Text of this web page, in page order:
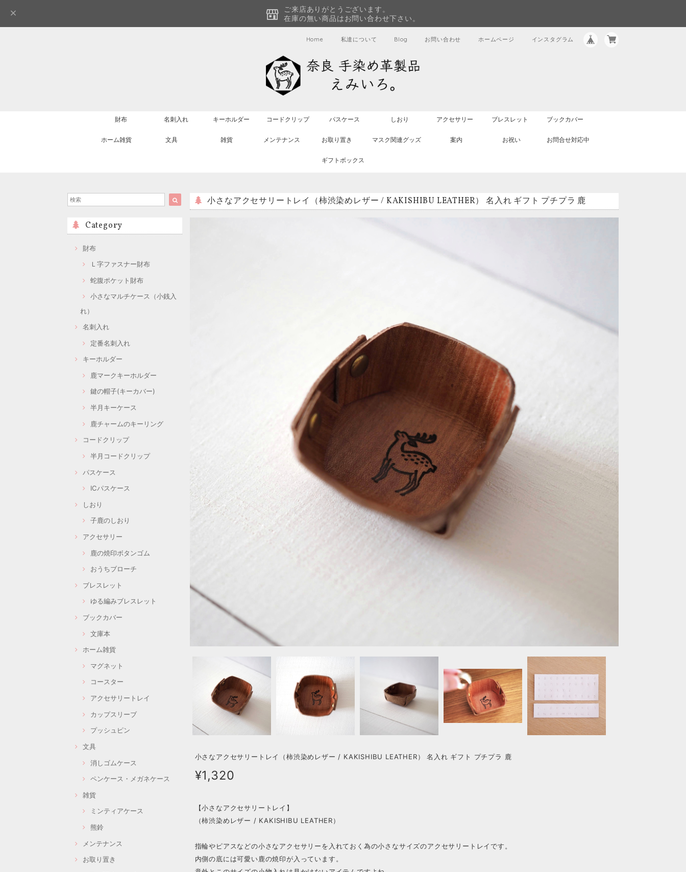
ご来店ありがとうございます。
在庫の無い商品はお問い合わせ下さい。
Home 私達について Blog お問い合わせ ホームページ インスタグラム
財布 名刺入れ キーホルダー コードクリップ パスケース しおり アクセサリー ブレスレット ブックカバー
ホーム雑貨 文具 雑貨 メンテナンス お取り置き マスク関連グッズ 案内 お祝い お問合せ対応中
ギフトボックス
Category
財布
Ｌ字ファスナー財布
蛇腹ポケット財布
小さなマルチケース（小銭入
れ）
名刺入れ
定番名刺入れ
キーホルダー
鹿マークキーホルダー
鍵の帽子(キーカバー)
半月キーケース
鹿チャームのキーリング
コードクリップ
半月コードクリップ
パスケース
ICパスケース
しおり
子鹿のしおり
アクセサリー
鹿の焼印ボタンゴム
おうちブローチ
ブレスレット
ゆる編みブレスレット
ブックカバー
文庫本
ホーム雑貨
マグネット
コースター
アクセサリートレイ
カップスリーブ
プッシュピン
文具
消しゴムケース
ペンケース・メガネケース
雑貨
ミンティアケース
熊鈴
メンテナンス
お取り置き
小さなアクセサリートレイ（柿渋染めレザー / KAKISHIBU LEATHER） 名入れ ギフト プチプラ 鹿
小さなアクセサリートレイ（柿渋染めレザー / KAKISHIBU LEATHER） 名入れ ギフト プチプラ 鹿
¥1,320
【小さなアクセサリートレイ】
（柿渋染めレザー / KAKISHIBU LEATHER）
指輪やピアスなどの小さなアクセサリーを入れておく為の小さなサイズのアクセサリートレイです。
内側の底には可愛い鹿の焼印が入っています。